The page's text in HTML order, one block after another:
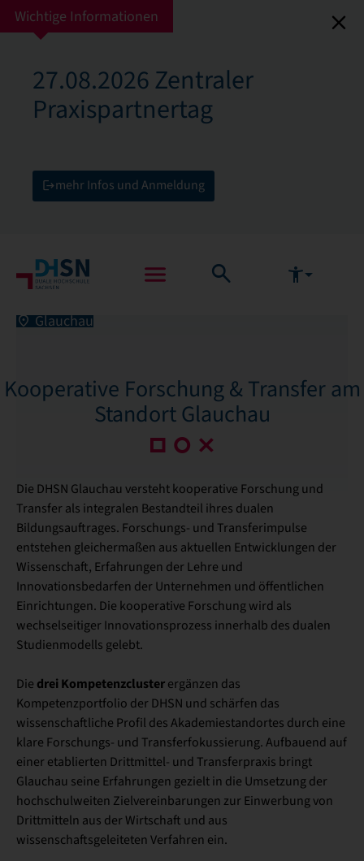
Wichtige Informationen
27.08.2026 Zentraler
Praxispartnertag
mehr Infos und Anmeldung
Glauchau
Kooperative Forschung & Transfer am
Standort Glauchau
Die DHSN Glauchau versteht kooperative Forschung und
Transfer als integralen Bestandteil ihres dualen
Bildungsauftrages. Forschungs- und Transferimpulse
entstehen gleicher­maßen aus aktuellen Entwicklungen der
Wissenschaft, Erfahrungen der Lehre und
Innovationsbedarfen der Unternehmen und öffentlichen
Einrichtungen. Die kooperative Forschung wird als
wechselseitiger Innovationsprozess innerhalb des dualen
Studienmodells gelebt.
Die drei Kompetenzcluster ergänzen das
Kompetenzportfolio der DHSN und schärfen das
wissenschaftliche Profil des Akademiestandortes durch eine
klare Forschungs- und Transferfokussierung. Aufbauend auf
einer etablierten Drittmittel- und Transferpraxis bringt
Glauchau seine Erfahrungen gezielt in die Umsetzung der
hochschulweiten Zielvereinbarungen zur Einwerbung von
Drittmitteln aus der Wirtschaft und aus
wissenschaftsgeleiteten Verfahren ein.